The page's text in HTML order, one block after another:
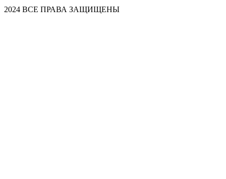
2024 ВСЕ ПРАВА ЗАЩИЩЕНЫ